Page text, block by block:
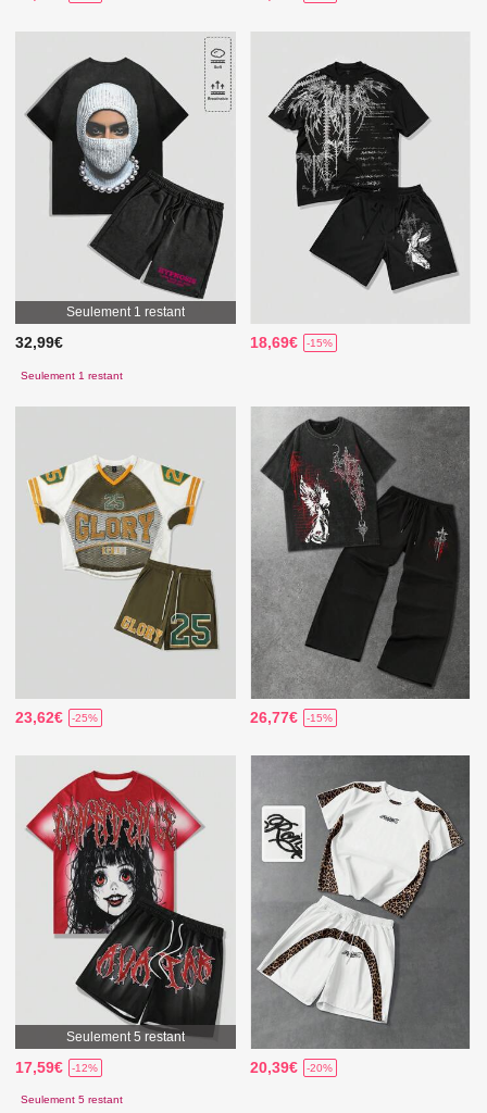
Seulement 1 restant
32,99€
Seulement 1 restant
18,69€ -15%
23,62€ -25% 26,77€ -15%
Seulement 5 restant
17,59€ -12%
Seulement 5 restant
20,39€ -20%